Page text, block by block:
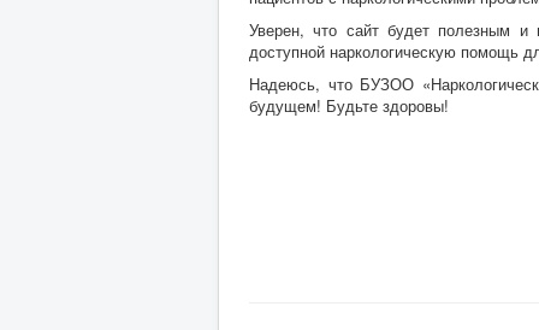
Уверен, что сайт будет полезным
доступной наркологическую помощь
Надеюсь, что БУЗОО
будущем! Будьте здоровы!